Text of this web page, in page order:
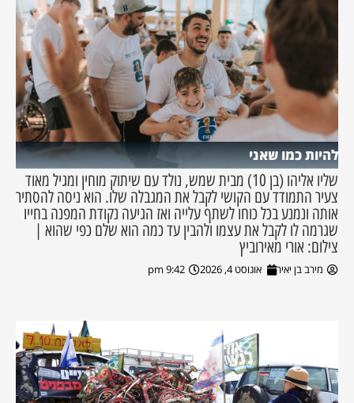
להיות כמו שאני
שליו אליהו (בן 10) מבית שמש, נולד עם שיתוק מוחין ומגיל מאוד
צעיר התמודד עם הקושי לקבל את המגבלה שלו. הוא ניסה להסתיר
אותה ונמנע בכל כוחו לשתף עלייה ואז הגיעה נקודת המפנה בחייו
שגרמה לו לקבל את עצמו ולהבין עד כמה הוא שלם כפי שהוא |
צילום: אורי מאירוביץ
מירב בן יאיר אוגוסט 4, 2026 9:42 pm